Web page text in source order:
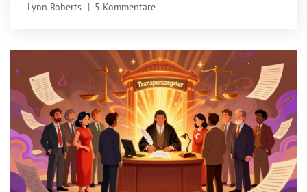
Lynn Roberts
5 Kommentare